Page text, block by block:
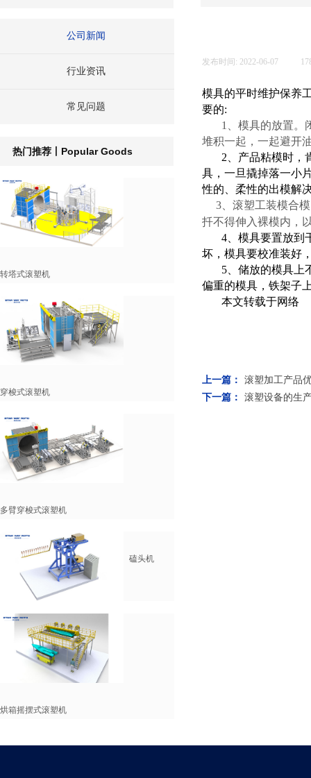
公司新闻
行业资讯
常见问题
发布时间: 2022-06-07
模具的平时维护保养
要的:
1、模具的放置。
堆积一起，一起避开
2、产品粘模时，
具，一旦撬掉落一小
性的、柔性的出模解
3、滚塑工装模合
扦不得伸入裸模内，
4、模具要置放到
坏，模具要校准装好
5、储放的模具上
偏重的模具，铁架子
本文转载于网络
上一篇：
滚塑加工产品
下一篇：
滚塑设备的生
热门推荐丨 Popular Goods
转塔式滚塑机
穿梭式滚塑机
多臂穿梭式滚塑机
磕头机
烘箱摇摆式滚塑机